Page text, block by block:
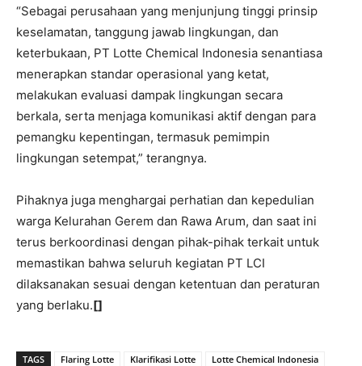
“Sebagai perusahaan yang menjunjung tinggi prinsip
keselamatan, tanggung jawab lingkungan, dan
keterbukaan, PT Lotte Chemical Indonesia senantiasa
menerapkan standar operasional yang ketat,
melakukan evaluasi dampak lingkungan secara
berkala, serta menjaga komunikasi aktif dengan para
pemangku kepentingan, termasuk pemimpin
lingkungan setempat,” terangnya.
Pihaknya juga menghargai perhatian dan kepedulian
warga Kelurahan Gerem dan Rawa Arum, dan saat ini
terus berkoordinasi dengan pihak-pihak terkait untuk
memastikan bahwa seluruh kegiatan PT LCI
dilaksanakan sesuai dengan ketentuan dan peraturan
yang berlaku.[]
TAGS Flaring Lotte Klarifikasi Lotte Lotte Chemical Indonesia